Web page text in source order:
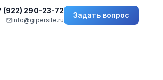
(922) 290-23-72
info@gipersite.ru
Задать вопрос